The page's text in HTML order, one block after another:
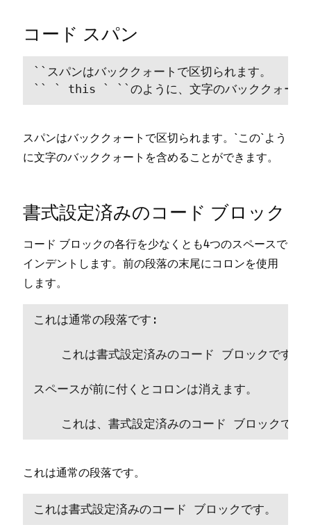
コ⁠ード スパン
` `スパンはバ⁠ックク⁠ォ⁠ートで区切られます⁠。
`` ` this ` ``のように⁠、文字のバ⁠ックク⁠ォ⁠ートを
スパンはバ⁠ックク⁠ォ⁠ートで区切られます⁠。 `この`よう
に文字のバ⁠ックク⁠ォ⁠ートを含めることができます⁠。
書式設定済みのコ⁠ード ブロ⁠ック
コ⁠ード ブロ⁠ックの各行を少なくとも4つのスペ⁠ースで
インデントします⁠。前の段落の末尾にコロンを使用
します⁠。
これは通常の段落です⁠:
    これは書式設定済みのコ⁠ード ブロ⁠ックです⁠。
スペ⁠ースが前に付くとコロンは消えます⁠。
これは⁠、書式設定済みのコ⁠ード ブロ⁠ックです⁠
これは通常の段落です⁠。
これは書式設定済みのコ⁠ード ブロ⁠ックです⁠。